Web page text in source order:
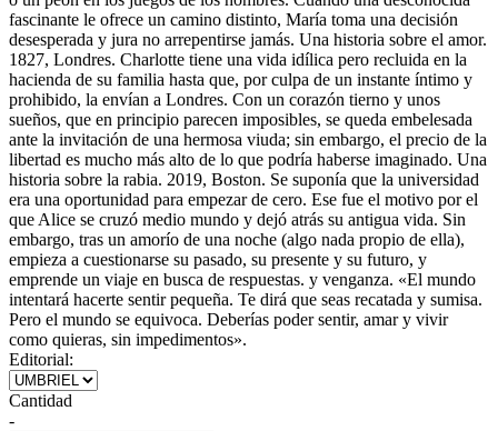
fascinante le ofrece un camino distinto, María toma una decisión
desesperada y jura no arrepentirse jamás. Una historia sobre el amor.
1827, Londres. Charlotte tiene una vida idílica pero recluida en la
hacienda de su familia hasta que, por culpa de un instante íntimo y
prohibido, la envían a Londres. Con un corazón tierno y unos
sueños, que en principio parecen imposibles, se queda embelesada
ante la invitación de una hermosa viuda; sin embargo, el precio de la
libertad es mucho más alto de lo que podría haberse imaginado. Una
historia sobre la rabia. 2019, Boston. Se suponía que la universidad
era una oportunidad para empezar de cero. Ese fue el motivo por el
que Alice se cruzó medio mundo y dejó atrás su antigua vida. Sin
embargo, tras un amorío de una noche (algo nada propio de ella),
empieza a cuestionarse su pasado, su presente y su futuro, y
emprende un viaje en busca de respuestas. y venganza. «El mundo
intentará hacerte sentir pequeña. Te dirá que seas recatada y sumisa.
Pero el mundo se equivoca. Deberías poder sentir, amar y vivir
como quieras, sin impedimentos».
Editorial:
Cantidad
-